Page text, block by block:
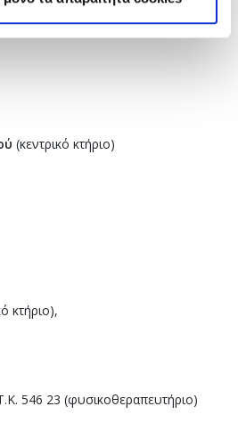
(κεντρικό κτήριο)
κτήριο),
546 23 (φυσικοθεραπευτήριο)